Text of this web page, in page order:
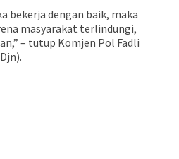
bekerja dengan baik, maka
masyarakat terlindungi,
– tutup Komjen Pol Fadli